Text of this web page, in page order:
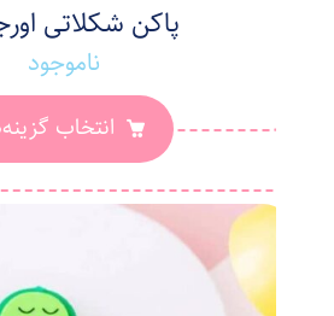
پاکن شکلاتی
ناموجود
انتخاب